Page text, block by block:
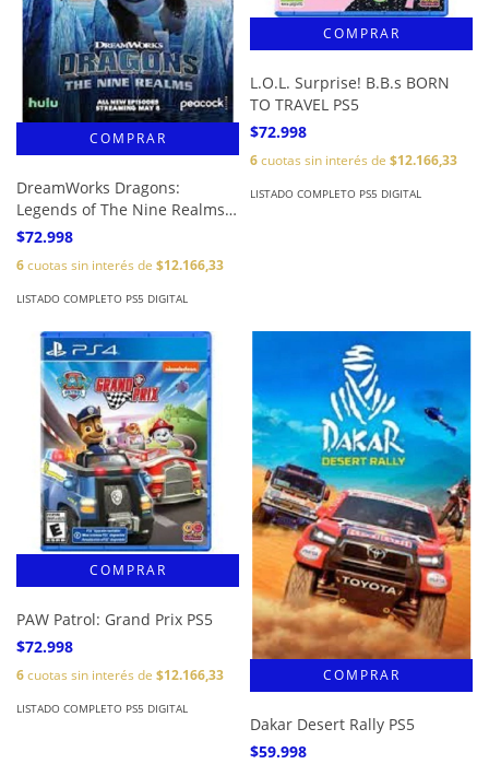
DreamWorks Dragons:
Legends of The Nine Realms
PS5
$72.998
6cuotas sin interés de $12.166,33
LISTADO COMPLETO PS5 DIGITAL
L.O.L. Surprise! B.B.s BORN
TO TRAVEL PS5
$72.998
6cuotas sin interés de $12.166,33
LISTADO COMPLETO PS5 DIGITAL
PAW Patrol: Grand Prix PS5
$72.998
6cuotas sin interés de $12.166,33
LISTADO COMPLETO PS5 DIGITAL
Dakar Desert Rally PS5
$59.998